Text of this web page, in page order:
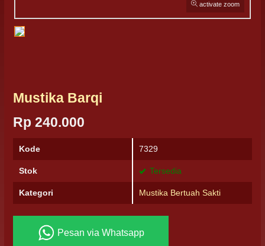
activate zoom
Mustika Barqi
Rp 240.000
Kode 7329
Stok Tersedia
Kategori Mustika Bertuah Sakti
Pesan via Whatsapp